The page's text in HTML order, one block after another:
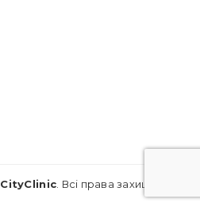
CityClinic. Всі права захищені.